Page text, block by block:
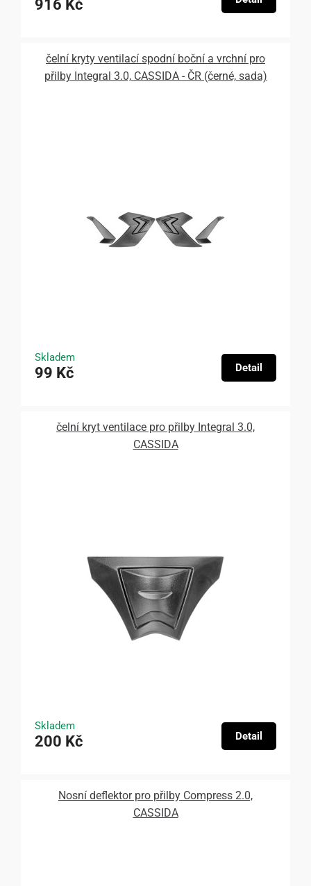
916 Kč
čelní kryty ventilací spodní boční a vrchní pro
přilby Integral 3.0, CASSIDA - ČR (černé, sada)
Skladem
99 Kč Detail
čelní kryt ventilace pro přilby Integral 3.0,
CASSIDA
Skladem
200 Kč Detail
Nosní deflektor pro přilby Compress 2.0,
CASSIDA